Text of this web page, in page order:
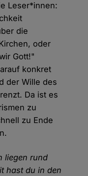
Leser*innen:
die
oder
Gott!"
konkret
der Wille des
Da ist es
zu
zu Ende
liegen rund
hast du in den